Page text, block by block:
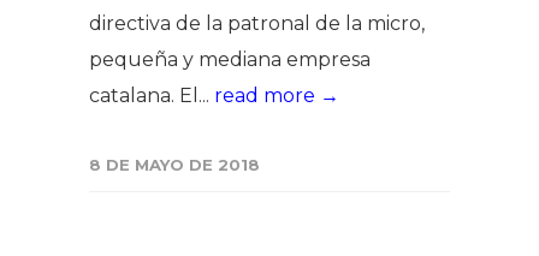
directiva de la patronal de la micro,
pequeña y mediana empresa
catalana. El... read more →
8 DE MAYO DE 2018